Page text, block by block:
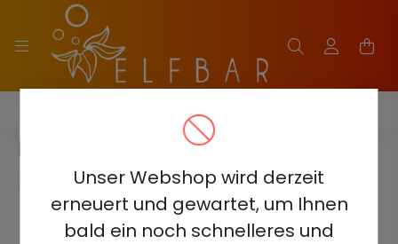
Unser Webshop wird derzeit
erneuert und gewartet, um Ihnen
bald ein noch schnelleres und
ELF BAR 2500 - 2%
ELF BAR 2500 - JUICY PEACH 2%